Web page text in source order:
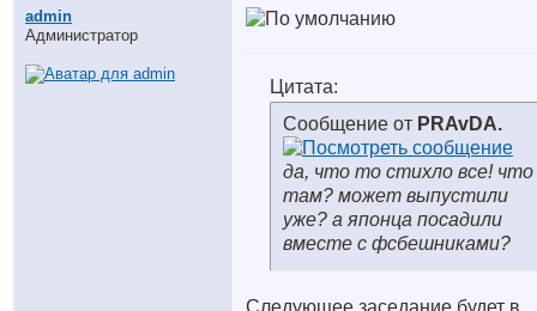
аdmin
Администратор
Цитата:
Сообщение от PRAvDA.
да, что то стихло все! что
там? может выпустили
уже? а японца посадили
вместе с фсбешниками?
Следующее заседание будет в